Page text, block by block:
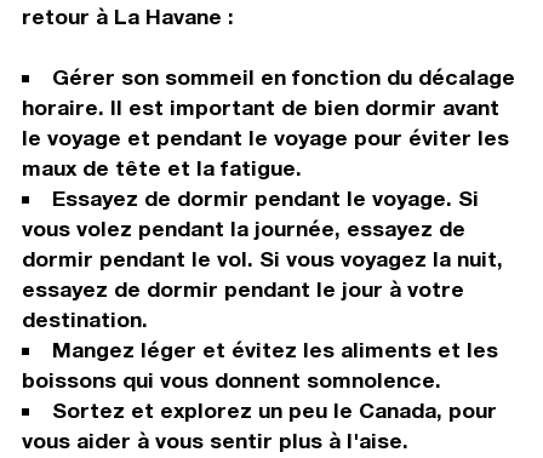
retour à La Havane :
Gérer son sommeil en fonction du décalage
horaire. Il est important de bien dormir avant
le voyage et pendant le voyage pour éviter les
maux de tête et la fatigue.
Essayez de dormir pendant le voyage. Si
vous volez pendant la journée, essayez de
dormir pendant le vol. Si vous voyagez la nuit,
essayez de dormir pendant le jour à votre
destination.
Mangez léger et évitez les aliments et les
boissons qui vous donnent somnolence.
Sortez et explorez un peu le Canada, pour
vous aider à vous sentir plus à l'aise.